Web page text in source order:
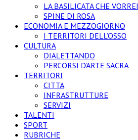
LA BASILICATA CHE VORREI
SPINE DI ROSA
ECONOMIA E MEZZOGIORNO
I TERRITORI DELL’OSSO
CULTURA
DIALETTANDO
PERCORSI D’ARTE SACRA
TERRITORI
CITTA
INFRASTRUTTURE
SERVIZI
TALENTI
SPORT
RUBRICHE